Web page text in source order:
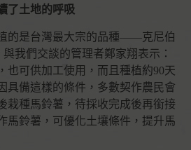
了土地的呼吸
的是台灣最大宗的品種——克尼伯
與我們交談的管理者鄭家翔表示：
也可供加工使用，而且種植約90天
具備這樣的條件，多數契作農民會
栽種馬鈴薯，待採收完成後再銜接
馬鈴薯，可優化土壤條件，提升馬